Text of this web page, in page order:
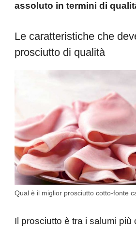
assoluto in termini di
Le caratteristiche che
prosciutto di qualità
Qual è il miglior prosciutto cotto-fonte
Il prosciutto è tra i salumi più